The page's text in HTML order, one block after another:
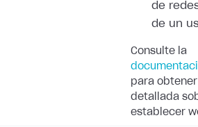
de
de un
Consulte la
para
detallada
establecer